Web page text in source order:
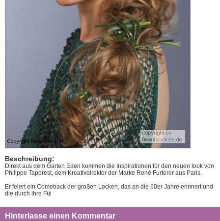
Beschreibung:
Direkt aus dem Garten Eden kommen die Inspirationen für den neuen look von
Philippe Tapprest, dem Kreativdirektor der Marke René Furterer aus Paris.
Er feiert ein Comeback der großen Locken, das an die 60er Jahre erinnert und
die durch ihre Fül
Hinterlasse einen Kommentar